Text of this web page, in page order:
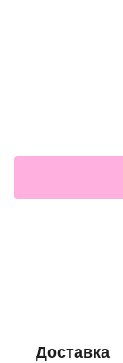
Доставка